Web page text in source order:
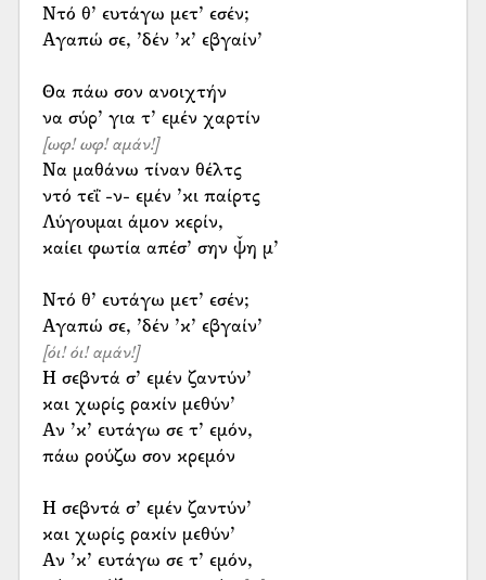
Ντό θ’ ευτάγω μετ’ εσέν;
Αγαπώ σε, ’δέν ’κ’ εβγαίν’
Θα πάω σον ανοιχτήν
[ωφ! ωφ! αμάν!]
Να μαθάνω τίναν θέλτς
ντό τεΐ -ν- εμέν ’κι παίρτς
Λύγουμαι άμον κερίν,
καίει φωτία απέσ’ σην ψ̌η μ’
Ντό θ’ ευτάγω μετ’ εσέν;
[όι! όι! αμάν!]
Η σεβντά σ’ εμέν ζαντύν’
και χωρίς ρακίν μεθύν’
Αν ’κ’ ευτάγω σε τ’ εμόν,
πάω ρούζω σον κρεμόν
Η σεβντά σ’ εμέν ζαντύν’
και χωρίς ρακίν μεθύν’
Αν ’κ’ ευτάγω σε τ’ εμόν,